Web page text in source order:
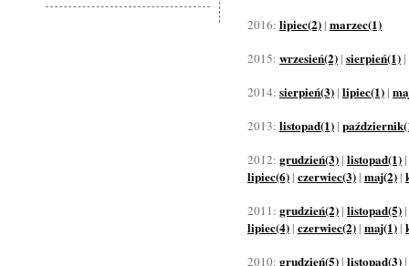
2016: lipiec(2) | marzec(1)
2015: wrzesień(2) | sierpień(1) |
2014: sierpień(3) | lipiec(1) |
2013: listopad(1) |
2012: grudzień(3) | listopad(1) |
lipiec(6) | czerwiec(3) | maj(2) |
2011: grudzień(2) | listopad(5) |
lipiec(4) | czerwiec(2) | maj(1) |
2010: grudzień(5) | listopad(3) |